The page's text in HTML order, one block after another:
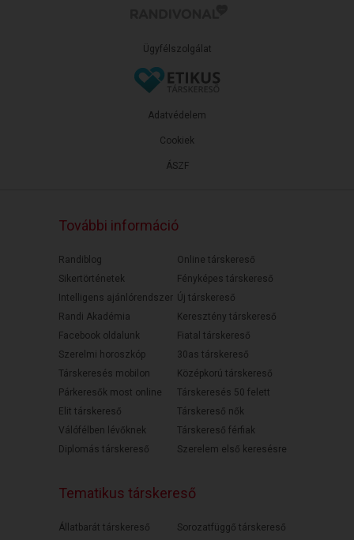
Ügyfélszolgálat
ÁSZF
Adatvédelem
Cookiek
További információ
Randiblog
Sikertörténetek
Intelligens ajánlórendszer
Randi Akadémia
Facebook oldalunk
Szerelmi horoszkóp
Társkeresés mobilon
Párkeresők most online
Elit társkereső
Válófélben lévőknek
Diplomás társkereső
Online társkereső
Fényképes társkereső
Új társkereső
Keresztény társkereső
Fiatal társkereső
30as társkereső
Középkorú társkereső
Társkeresés 50 felett
Társkereső nők
Társkereső férfiak
Szerelem első keresésre
Tematikus társkereső
Állatbarát társkereső
Sorozatfüggő társkereső